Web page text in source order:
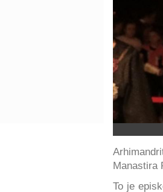
Manastira
To je